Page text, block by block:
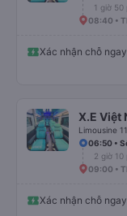
1 giờ 50
08:40 •
Xác nhận chỗ
X.E Việt
Limousine
06:50 •
2 giờ 10
09:00 •
Xác nhận chỗ